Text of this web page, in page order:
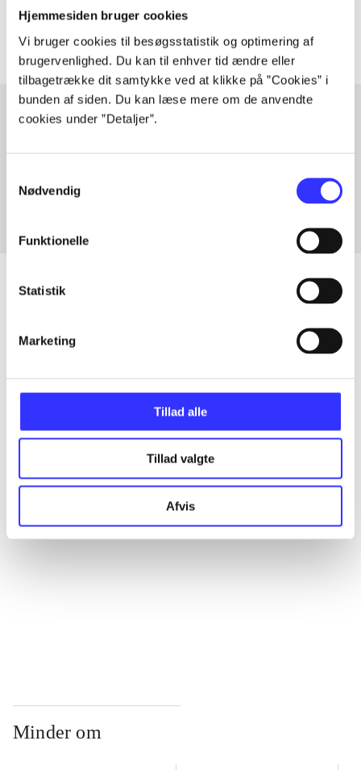
Hjemmesiden bruger cookies
Vi bruger cookies til besøgsstatistik og optimering af
brugervenlighed. Du kan til enhver tid ændre eller
tilbagetrække dit samtykke ved at klikke på ”Cookies” i
bunden af siden. Du kan læse mere om de anvendte
cookies under ”Detaljer”.
Nødvendig
Funktionelle
Statistik
Marketing
Tillad alle
Tillad valgte
Afvis
Artiklerne i handler ofte om
Artikler
Minder om